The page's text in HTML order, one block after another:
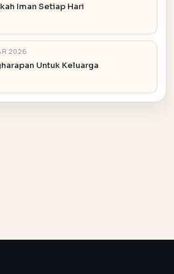
Iman Setiap Hari
2026
Untuk Keluarga